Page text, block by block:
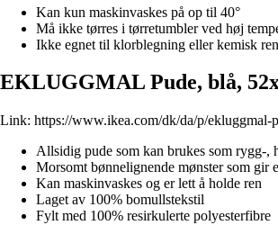
Kan kun maskinvaskes på op til 40°
Må ikke tørres i tørretumbler ved høj
Ikke egnet til klorblegning eller kemisk
EKLUGGMAL Pude, blå,
Link: https://www.ikea.com/dk/da/p/ekluggmal-
Allsidig pude som kan brukes som rygg-,
Morsomt bønnelignende mønster som gir
Kan maskinvaskes og er lett å holde ren
Laget av 100% bomullstekstil
Fylt med 100% resirkulerte polyesterfibre